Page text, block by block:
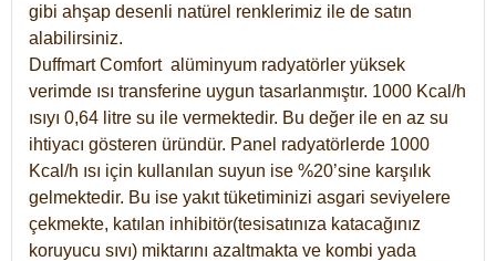
gibi ahşap desenli natürel renklerimiz ile de satın
alabilirsiniz.
Duffmart Comfort alüminyum radyatörler yüksek
verimde ısı transferine uygun tasarlanmıştır. 1000 Kcal/h
ısıyı 0,64 litre su ile vermektedir. Bu değer ile en az su
ihtiyacı gösteren üründür. Panel radyatörlerde 1000
Kcal/h ısı için kullanılan suyun ise %20’sine karşılık
gelmektedir. Bu ise yakıt tüketiminizi asgari seviyelere
çekmekte, katılan inhibitör(tesisatınıza katacağınız
koruyucu sıvı) miktarını azaltmakta ve kombi yada